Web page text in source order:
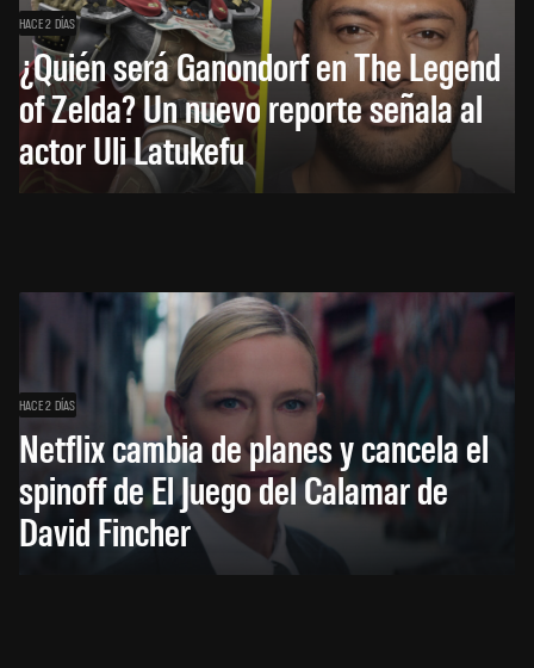
HACE 2 DÍAS
¿Quién será Ganondorf en The Legend
of Zelda? Un nuevo reporte señala al
actor Uli Latukefu
HACE 2 DÍAS
Netflix cambia de planes y cancela el
spinoff de El Juego del Calamar de
David Fincher